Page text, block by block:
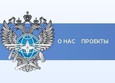
О НАС ПРОЕКТЫ